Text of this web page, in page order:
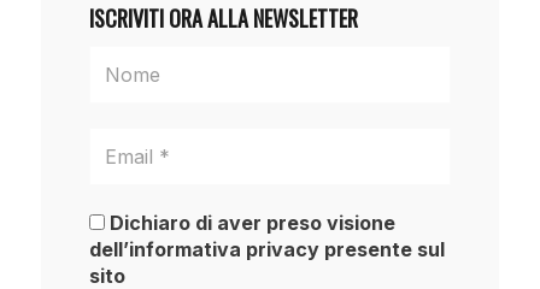
ISCRIVITI ORA ALLA NEWSLETTER
Dichiaro di aver preso visione
dell’informativa privacy presente sul
sito